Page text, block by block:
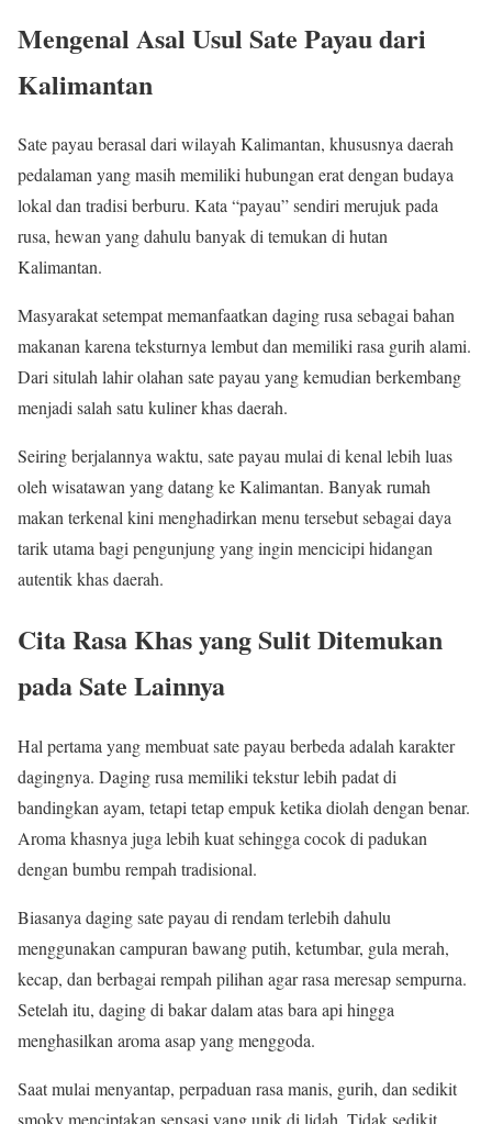
Mengenal Asal Usul Sate Payau dari
Kalimantan
Sate payau berasal dari wilayah Kalimantan, khususnya daerah
pedalaman yang masih memiliki hubungan erat dengan budaya
lokal dan tradisi berburu. Kata “payau” sendiri merujuk pada
rusa, hewan yang dahulu banyak di temukan di hutan
Kalimantan.
Masyarakat setempat memanfaatkan daging rusa sebagai bahan
makanan karena teksturnya lembut dan memiliki rasa gurih alami.
Dari situlah lahir olahan sate payau yang kemudian berkembang
menjadi salah satu kuliner khas daerah.
Seiring berjalannya waktu, sate payau mulai di kenal lebih luas
oleh wisatawan yang datang ke Kalimantan. Banyak rumah
makan terkenal kini menghadirkan menu tersebut sebagai daya
tarik utama bagi pengunjung yang ingin mencicipi hidangan
autentik khas daerah.
Cita Rasa Khas yang Sulit Ditemukan
pada Sate Lainnya
Hal pertama yang membuat sate payau berbeda adalah karakter
dagingnya. Daging rusa memiliki tekstur lebih padat di
bandingkan ayam, tetapi tetap empuk ketika diolah dengan benar.
Aroma khasnya juga lebih kuat sehingga cocok di padukan
dengan bumbu rempah tradisional.
Biasanya daging sate payau di rendam terlebih dahulu
menggunakan campuran bawang putih, ketumbar, gula merah,
kecap, dan berbagai rempah pilihan agar rasa meresap sempurna.
Setelah itu, daging di bakar dalam atas bara api hingga
menghasilkan aroma asap yang menggoda.
Saat mulai menyantap, perpaduan rasa manis, gurih, dan sedikit
smoky menciptakan sensasi yang unik di lidah. Tidak sedikit